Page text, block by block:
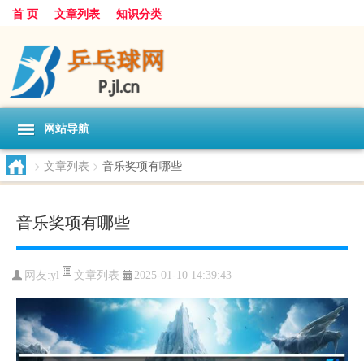
首 页 文章列表 知识分类
网站导航
> 文章列表 > 音乐奖项有哪些
音乐奖项有哪些
网友:yl 文章列表 2025-01-10 14:39:43